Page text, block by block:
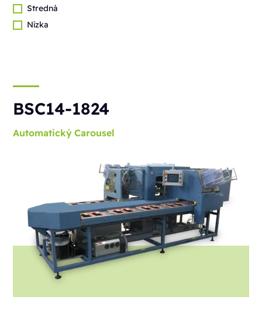
Stredná
Nízka
BSC14-1824
Automatický Carousel